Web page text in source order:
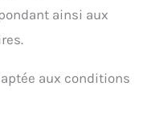
peut bien
dans des
venteuses,
modèle
ainsi aux
aux conditions